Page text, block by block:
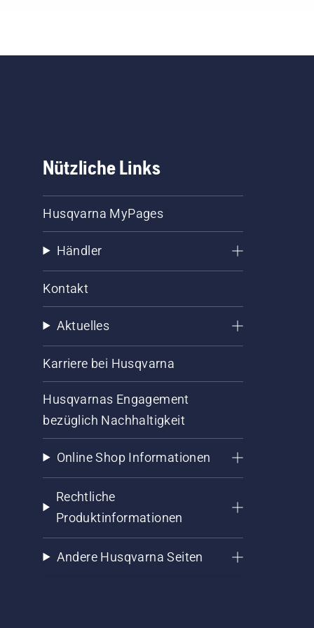
Nützliche Links
Husqvarna MyPages
Händler
Kontakt
Aktuelles
Karriere bei Husqvarna
Husqvarnas Engagement
bezüglich Nachhaltigkeit
Online Shop Informationen
Rechtliche
Produktinformationen
Andere Husqvarna Seiten